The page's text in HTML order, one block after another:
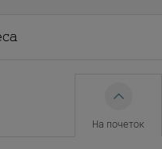
На почеток